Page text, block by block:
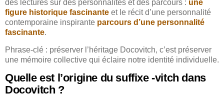
des lectures sur des personnalités et des parcours : une
figure historique fascinante et le récit d’une personnalité
contemporaine inspirante parcours d’une personnalité
fascinante.
Phrase-clé : préserver l’héritage Docovitch, c’est préserver
une mémoire collective qui éclaire notre identité individuelle.
Quelle est l’origine du suffixe -vitch dans
Docovitch ?